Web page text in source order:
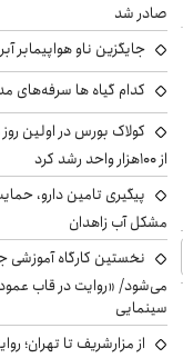
صادر شد
جایگزین ناو هواپیمابر
کدام گیاه ها سرفه‌های
کولاک بورس در اولین
از ۱۰۰هزار واحد رشد کرد
پیگیری تامین دارو،
مشکل آب زاهدان
نخستین کارگاه آموزشی
می‌شود/ «روایت در قاب
سینمایی
از مزارشریف تا تهران؛